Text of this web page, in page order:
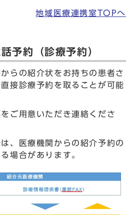
地域医療連携室TOPへ
予約（診療予約）
らの紹介状をお持ちの患者さ
接診療予約を取ることが可能
ご用意いただき連絡くださ
医療機関からの紹介予約の
場合があります。